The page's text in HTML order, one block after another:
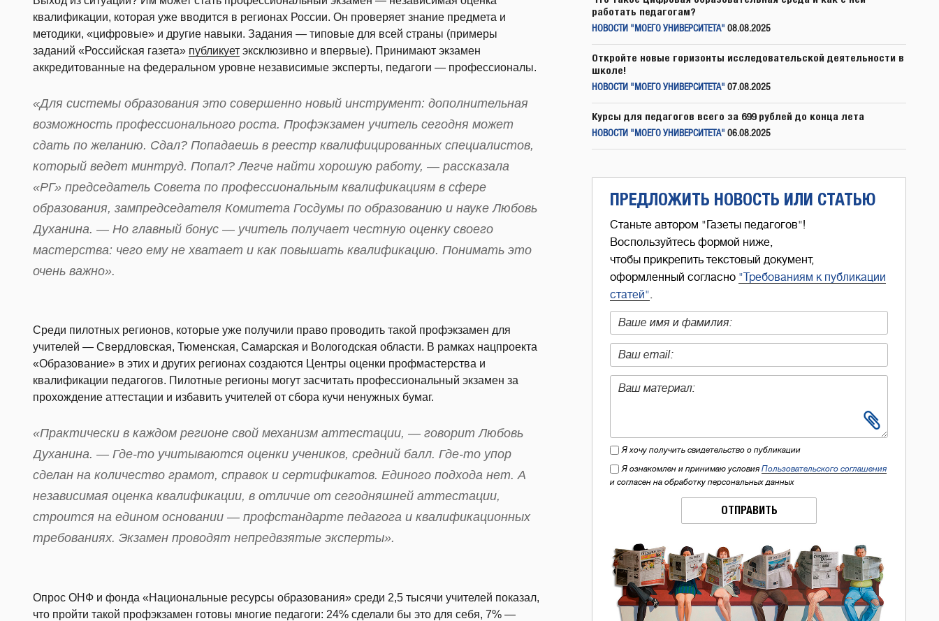
квалификации, которая уже вводится в регионах России. Он проверяет знание предмета и
методики, «цифровые» и другие навыки. Задания — типовые для всей страны (примеры
заданий «Российская газета» публикует эксклюзивно и впервые). Принимают экзамен
аккредитованные на федеральном уровне независимые эксперты, педагоги — профессионалы.
«Для системы образования это совершенно новый инструмент: дополнительная
возможность профессионального роста. Профэкзамен учитель сегодня может
сдать по желанию. Сдал? Попадаешь в реестр квалифицированных специалистов,
который ведет минтруд. Попал? Легче найти хорошую работу, — рассказала
«РГ» председатель Совета по профессиональным квалификациям в сфере
образования, зампредседателя Комитета Госдумы по образованию и науке Любовь
Духанина. — Но главный бонус — учитель получает честную оценку своего
мастерства: чего ему не хватает и как повышать квалификацию. Понимать это
очень важно».
Среди пилотных регионов, которые уже получили право проводить такой профэкзамен для
учителей — Свердловская, Тюменская, Самарская и Вологодская области. В рамках нацпроекта
«Образование» в этих и других регионах создаются Центры оценки профмастерства и
квалификации педагогов. Пилотные регионы могут засчитать профессиональный экзамен за
прохождение аттестации и избавить учителей от сбора кучи ненужных бумаг.
«Практически в каждом регионе свой механизм аттестации, — говорит Любовь
Духанина. — Где-то учитываются оценки учеников, средний балл. Где-то упор
сделан на количество грамот, справок и сертификатов. Единого подхода нет. А
независимая оценка квалификации, в отличие от сегодняшней аттестации,
строится на едином основании — профстандарте педагога и квалификационных
требованиях. Экзамен проводят непредвзятые эксперты».
Опрос ОНФ и фонда «Национальные ресурсы образования» среди 2,5 тысячи учителей показал,
что пройти такой профэкзамен готовы многие педагоги: 24% сделали бы это для себя, 7% —
работать педагогам?
НОВОСТИ "МОЕГО УНИВЕРСИТЕТА" 08.08.2025
Откройте новые горизонты исследовательской деятельности в
школе!
НОВОСТИ "МОЕГО УНИВЕРСИТЕТА" 07.08.2025
Курсы для педагогов всего за 699 рублей до конца лета
НОВОСТИ "МОЕГО УНИВЕРСИТЕТА" 06.08.2025
ПРЕДЛОЖИТЬ НОВОСТЬ ИЛИ СТАТЬЮ
Станьте автором "Газеты педагогов"!
Воспользуйтесь формой ниже,
чтобы прикрепить текстовый документ,
оформленный согласно "Требованиям к публикации
статей".
Я хочу получить свидетельство о публикации
Я ознакомлен и принимаю условия Пользовательского соглашения
и согласен на обработку персональных данных
ОТПРАВИТЬ